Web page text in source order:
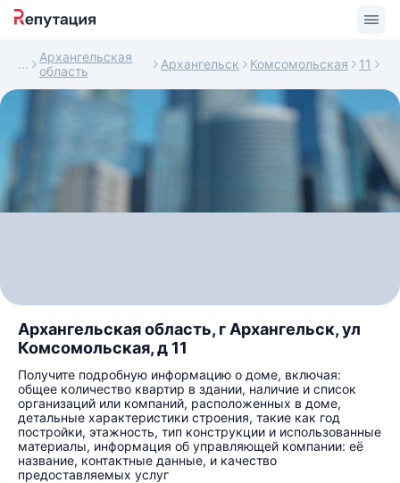
Архангельская
область
Архангельск Комсомольская 11
Архангельская область, г Архангельск, ул
Комсомольская, д 11
Получите подробную информацию о доме, включая:
общее количество квартир в здании, наличие и список
организаций или компаний, расположенных в доме,
детальные характеристики строения, такие как год
постройки, этажность, тип конструкции и использованные
материалы, информация об управляющей компании: её
название, контактные данные, и качество
предоставляемых услуг